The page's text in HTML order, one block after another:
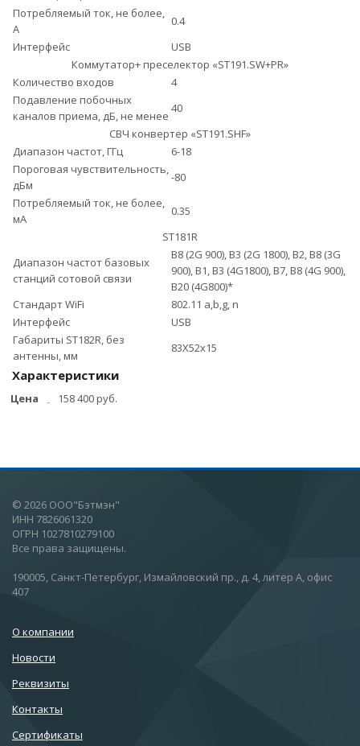
Потребляемый ток, не более,
А
0.4
Интерфейс
USB
Коммутатор+ преселектор «ST191.SW+PR»
Количество входов
4
Подавление побочных
каналов приема, дБ, не менее
40
СВЧ конвертер «ST191.SHF»
Диапазон частот, ГГц
6-18
Пороговая чувствительность,
дБм
-80
Потребляемый ток, не более,
мА
0.35
ST181R
Диапазон частот базовых
станций сотовой связи
B8 (2G 900), B3 (2G 1800), B2, B8 (3G
900), B1, B3 (4G1800), B7, B8 (4G 900),
B20 (4G800)*
Стандарт WiFi
802.11 а,b,g, n
Интерфейс
USB
Габариты ST182R, без
антенны, мм
83X52x15
Характеристики
Цена 158 400 руб.
© 2026 ООО"Бэтмэн"
ИНН 7826061320
ОГРН 1027810279100
Все права защищены.
190005, Санкт-Петербург, Измайловский пр., д. 4, литер А, офис
407
О компании
Новости
Реквизиты
Контакты
Сертификаты